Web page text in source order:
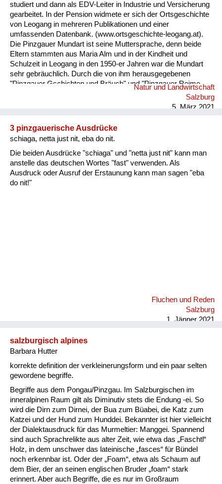
studiert und dann als EDV-Leiter in Industrie und Versicherung
gearbeitet. In der Pension widmete er sich der Ortsgeschichte
von Leogang in mehreren Publikationen und einer
umfassenden Datenbank. (www.ortsgeschichte-leogang.at).
Die Pinzgauer Mundart ist seine Muttersprache, denn beide
Eltern stammten aus Maria Alm und in der Kindheit und
Schulzeit in Leogang in den 1950-er Jahren war die Mundart
sehr gebräuchlich. Durch die von ihm herausgegebenen
"Pinzgauer Gschichten und Bräuch" und "Pinzgauer Reime,
Sprüche und Kuchltips" der Maria Almer Mundartdichterin
Gretl Widauer (1999) wurde sein Interesse an dieser Sprache
erarbeitet. ...
Natur und Landwirtschaft
Salzburg
5. März 2021
3 pinzgauerische Ausdrücke
schiaga, netta just nit, eba do nit.
Die beiden Ausdrücke "schiaga" und "netta just nit" kann man
anstelle das deutschen Wortes "fast" verwenden. Als
Ausdruck oder Ausruf der Erstaunung kann man sagen "eba
do nit!"
Fluchen und Reden
Salzburg
1. Jänner 2021
salzburgisch alpines
Barbara Hutter
korrekte definition der verkleinerungsform und ein paar selten
gewordene begriffe.
Begriffe aus dem Pongau/Pinzgau. Im Salzburgischen im
inneralpinen Raum gilt als Diminutiv stets die Endung -ei. So
wird die Dirn zum Dirnei, der Bua zum Büabei, die Katz zum
Katzei und der Hund zum Hunddei. Bekannter ist hier vielleicht
der Dialektausdruck für das Murmeltier: Manggei. Spannend
sind auch Sprachrelikte aus alter Zeit, wie etwa das „Faschtl“
Holz, in dem unschwer das lateinische „fasces“ für Bündel
noch erkennbar ist. Oder der „Foam“, etwa als Schaum auf
dem Bier, der an seinen englischen Bruder „foam“ stark
erinnert. Aber auch Begriffe, die es nur im Großraum